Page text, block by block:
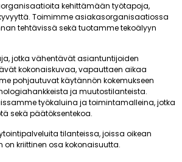
kehittämään työtapoja,
Toimimme asiakasorganisaatiossa
tehtävissä sekä tuotamme tekoälyyn
jotka vähentävät asiantuntijoiden
kokonaiskuvaa, vapauttaen aikaa
pohjautuvat käytännön kokemukseen
ja muutostilanteista.
työkaluina ja toimintamalleina, jotka
sekä päätöksentekoa.
tilanteissa, joissa oikean
kriittinen osa kokonaisuutta.